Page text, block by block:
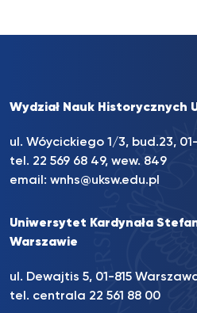
Wydział Nauk Historycznych
ul. Wóycickiego 1/3, bud.23,
tel. 22 569 68 49, wew. 849
email: wnhs@uksw.edu.pl
Uniwersytet Kardynała
Warszawie
ul. Dewajtis 5, 01-815
tel. centrala 22 561 88 00